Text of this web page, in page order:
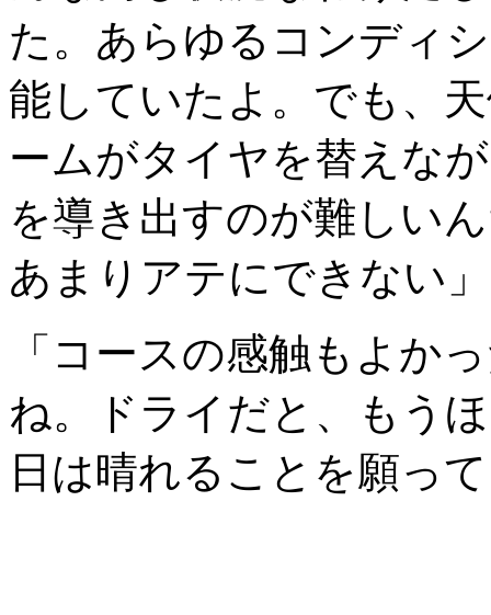
た。あらゆるコンディ
能していたよ。でも、
ームがタイヤを替えな
を導き出すのが難しい
あまりアテにできない」
「コースの感触もよか
ね。ドライだと、もう
日は晴れることを願っ